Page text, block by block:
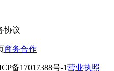
协议
商务合作
备17017388号-1营业执照